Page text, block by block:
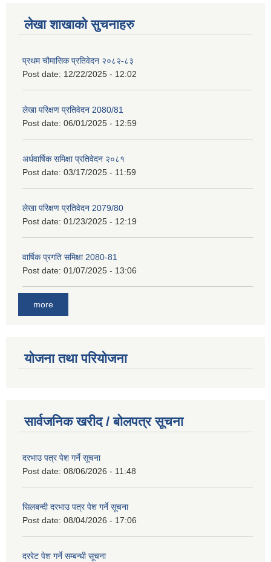
लेखा शाखाको सुचनाहरु
प्रथम चौमासिक प्रतिवेदन २०८२-८३
Post date: 12/22/2025 - 12:02
लेखा परिक्षण प्रतिवेदन 2080/81
Post date: 06/01/2025 - 12:59
अर्धवार्षिक समिक्षा प्रतिवेदन २०८१
Post date: 03/17/2025 - 11:59
लेखा परिक्षण प्रतिवेदन 2079/80
Post date: 01/23/2025 - 12:19
वार्षिक प्रगति समिक्षा 2080-81
Post date: 01/07/2025 - 13:06
more
योजना तथा परियोजना
सार्वजनिक खरीद / बोलपत्र सूचना
दरभाउ पत्र पेश गर्ने सूचना
Post date: 08/06/2026 - 11:48
सिलबन्दी दरभाउ पत्र पेश गर्ने सूचना
Post date: 08/04/2026 - 17:06
दररेट पेश गर्ने सम्बन्धी सूचना